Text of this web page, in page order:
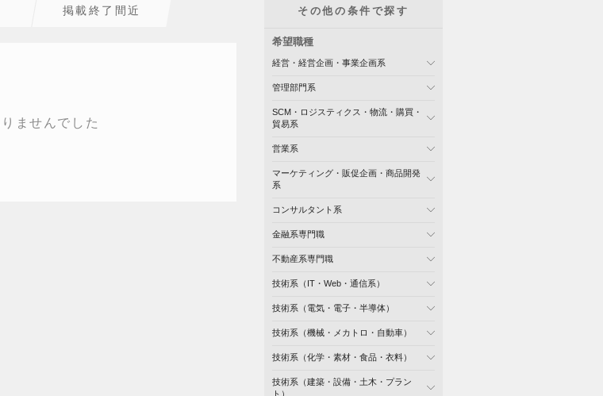
掲載終了間近
ませんでした
その他の条件で探す
希望職種
経営・経営企画・事業企画系
管理部門系
SCM・ロジスティクス・物流・購買・
貿易系
営業系
マーケティング・販促企画・商品開発
系
コンサルタント系
金融系専門職
不動産系専門職
技術系（IT・Web・通信系）
技術系（電気・電子・半導体）
技術系（機械・メカトロ・自動車）
技術系（化学・素材・食品・衣料）
技術系（建築・設備・土木・プラン
ト）